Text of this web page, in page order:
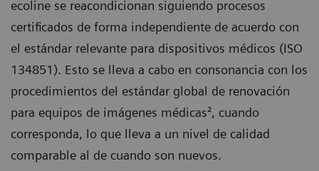
ecoline se reacondicionan siguiendo procesos
certificados de forma independiente de acuerdo con
el estándar relevante para dispositivos médicos (ISO
134851). Esto se lleva a cabo en consonancia con los
procedimientos del estándar global de renovación
para equipos de imágenes médicas², cuando
corresponda, lo que lleva a un nivel de calidad
comparable al de cuando son nuevos.